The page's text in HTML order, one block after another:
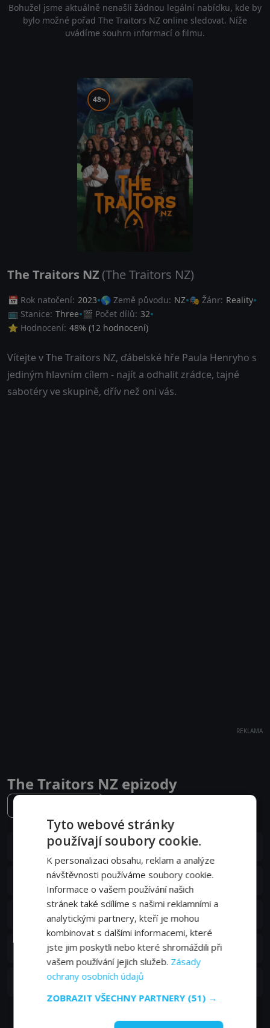
Bohužel jsme aktuálně nenašli žádnou legální nabídku, kde by
bylo možné pořad The Traitors NZ online sledovat. Níže
uvádíme souhrn informací o filmu.
48%
The Traitors NZ (The Traitors NZ)
📅 Rok natočení: 2023 🌎 Země původu: NZ 🎭 Žánr: Reality
📺 Stanice: Three 🎬 Počet dílů: 32
⭐ Hodnocení: 48% (12 hodnocení)
Vítejte v The Traitors NZ, ďábelské hře Paula Henryho s
jediným hlavním cílem - najít a odhalit zrádce, tajné
sabotéry ve skupině, dřív než oni vás.
REKLAMA
The Traitors NZ epizody
10. epizoda:10. epizoda
9. epizoda:9. epizoda
8. epizoda:8. epizoda
S03E08
7. epizoda:7. epizoda
S03E07
21. 06. 2026
6. epizoda:6. epizoda
Zobrazit další epizody
Tyto webové stránky
používají soubory cookie.
K personalizaci obsahu, reklam a analýze
návštěvnosti používáme soubory cookie.
Informace o vašem používání našich
stránek také sdílíme s našimi reklamními a
analytickými partnery, kteří je mohou
kombinovat s dalšími informacemi, které
jste jim poskytli nebo které shromáždili při
vašem používání jejich služeb. Zásady
ochrany osobních údajů
ZOBRAZIT VŠECHNY PARTNERY (51) →